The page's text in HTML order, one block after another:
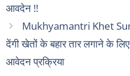
आवदेन !!
Mukhyamantri Khet
देंगी खेतों के बहार तार लगाने के
आवेदन प्रक्रिया